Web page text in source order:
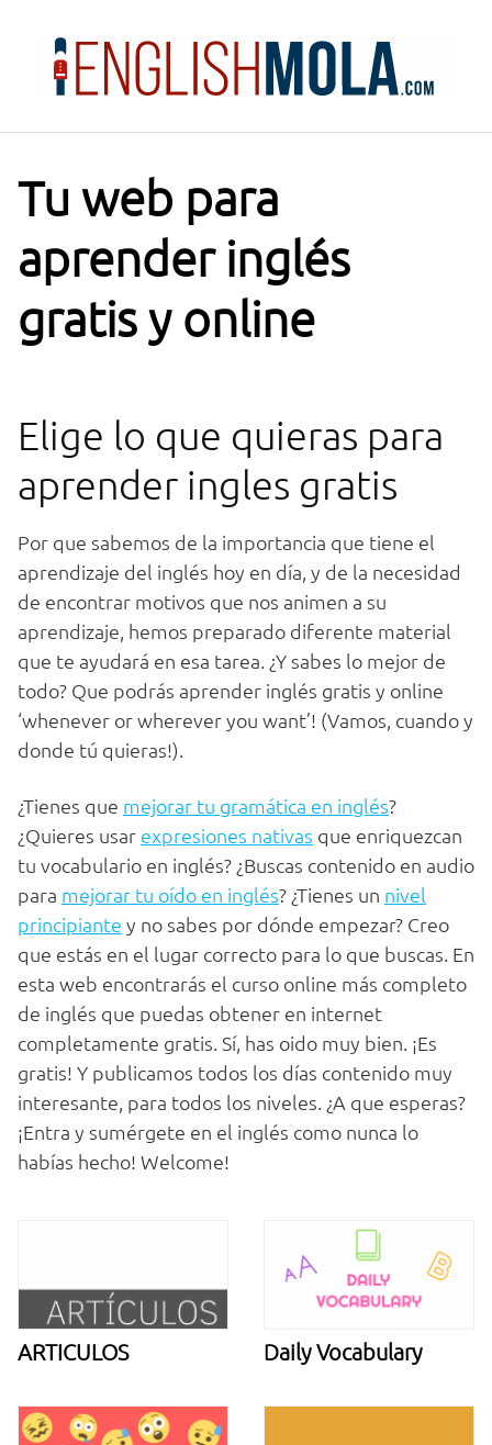
contenido
Tu web para
aprender inglés
gratis y online
Elige lo que quieras para
aprender ingles gratis
Por que sabemos de la importancia que tiene el
aprendizaje del inglés hoy en día, y de la necesidad
de encontrar motivos que nos animen a su
aprendizaje, hemos preparado diferente material
que te ayudará en esa tarea. ¿Y sabes lo mejor de
todo? Que podrás aprender inglés gratis y online
‘whenever or wherever you want’! (Vamos, cuando y
donde tú quieras!).
¿Tienes que mejorar tu gramática en inglés?
¿Quieres usar expresiones nativas que enriquezcan
tu vocabulario en inglés? ¿Buscas contenido en audio
para mejorar tu oído en inglés? ¿Tienes un nivel
principiante y no sabes por dónde empezar? Creo
que estás en el lugar correcto para lo que buscas. En
esta web encontrarás el curso online más completo
de inglés que puedas obtener en internet
completamente gratis. Sí, has oido muy bien. ¡Es
gratis! Y publicamos todos los días contenido muy
interesante, para todos los niveles. ¿A que esperas?
¡Entra y sumérgete en el inglés como nunca lo
habías hecho! Welcome!
ARTICULOS Daily Vocabulary